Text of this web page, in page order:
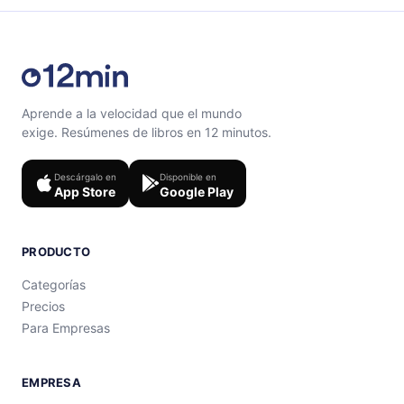
Aprende a la velocidad que el mundo
exige. Resúmenes de libros en 12 minutos.
Descárgalo en
App Store
Disponible en
Google Play
PRODUCTO
Categorías
Precios
Para Empresas
EMPRESA